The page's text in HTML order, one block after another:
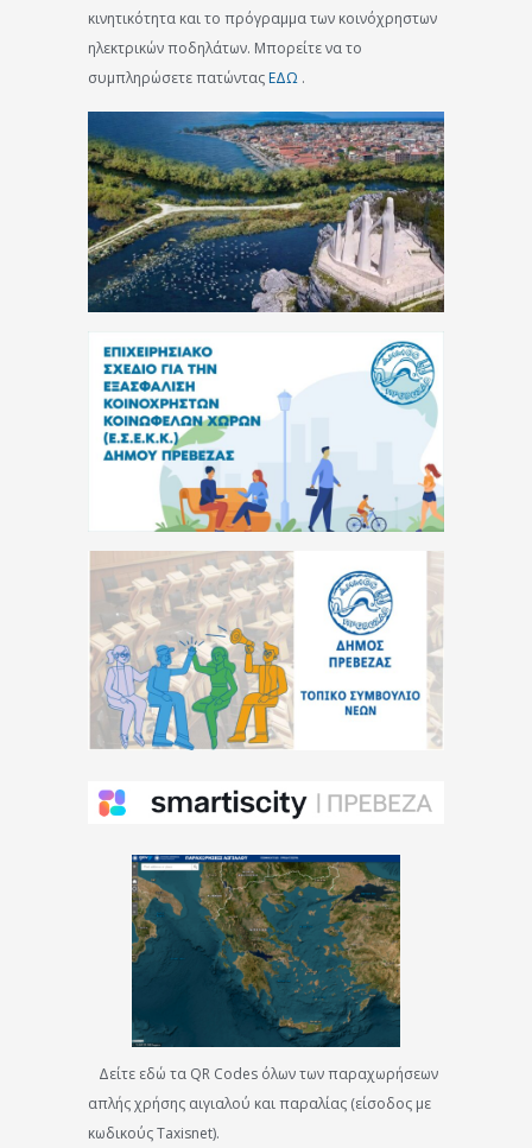
κινητικότητα και το πρόγραμμα των κοινόχρηστων
ηλεκτρικών ποδηλάτων. Μπορείτε να το
συμπληρώσετε πατώντας ΕΔΩ .
Δείτε εδώ τα QR Codes όλων των παραχωρήσεων
απλής χρήσης αιγιαλού και παραλίας (είσοδος με
κωδικούς Taxisnet).